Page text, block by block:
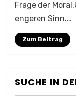
Frage der
engeren Sinn.…
Zum Beitrag
SUCHE IN